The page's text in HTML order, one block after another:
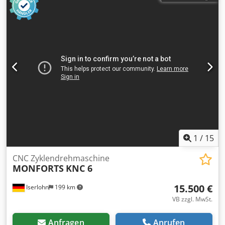
Hochgeschwindigkeitsbearbeitung (HSC) * Vollständige
Maschinenverkleidung * Maschinengewicht: ca. 7.500 kg *
Absaugung Technische Daten / technical details: X-Weg /
X-travel 860 mm Y-Weg / Y-travel 560 mm Z-Weg / Z-travel
Tischaufspannfläche / table clamping area 1000x560 mm
Werkzeugwechselmagazinplätze / number of tool places in
changer 24 Dedpfx Ajy Hqmhscmock Antriebleistung
1 / 15
Iserlohn 199 km
CNC Zyklendrehmaschine
MONFORTS KNC 6
15.500 €
VB zzgl. MwSt.
Anfragen Anrufen